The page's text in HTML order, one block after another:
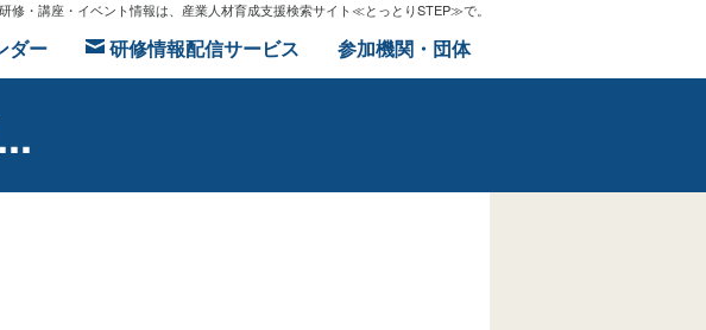
修・講座・イベント情報は、産業人材育成支援検索サイト≪とっとりSTEP≫で。
ダー 研修情報配信サービス 参加機関・団体